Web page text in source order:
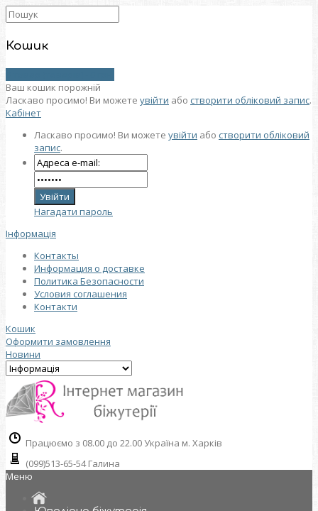
Кошик
Ваш кошик порожній
Ласкаво просимо! Ви можете увійти або створити обліковий запис.
Кабінет
Ласкаво просимо! Ви можете увійти або створити обліковий
запис.
Нагадати пароль
Інформація
Контакты
Информация о доставке
Политика Безопасности
Условия соглашения
Контакти
Кошик
Оформити замовлення
Новини
Працюємо з 08.00 до 22.00 Україна м. Харків
(099)513-65-54 Галина
Меню